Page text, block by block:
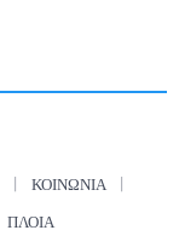
ΚΟΙΝΩΝΊΑ
ΠΛΟΊΑ